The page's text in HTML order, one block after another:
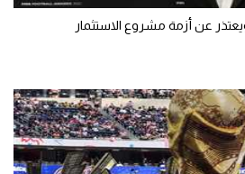
عن أزمة مشروع الاستثمار